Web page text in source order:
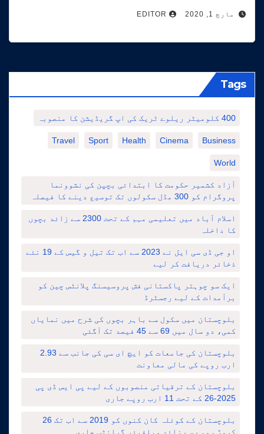
مارچ 1, 2020 EDITOR
Tags
400 کلومیٹر ریلوے ٹریک کی اپ گریڈیشن کا منصوبہ
Business
Cinema
Health
Sport
Travel
World
آزاد کشمیر حکومت کا ابتدائی بچپن کی نشوونما
پروگرام کو 300 مڈل سکولوں تک توسیع دینے کا فیصلہ
اسلام آباد میں تعلیمی مہم کے تحت 2300 سے زائد بچوں
کا داخلہ
او جی ڈی سی ایل نے 2023 سے اب تک تیل و گیس کے 19 نئے
ذخائر دریافت کر لیے
ایک سو چوہتر پاکستانی فش پروسیسنگ پلانٹس چین کو
برآمدات کے لیے رجسٹرڈ
بلوچستان میں سکول سے باہر بچوں کی شرح میں نمایاں
کمی، دو سال میں 69 سے 45 فیصد تک آگئی
بلوچستان کی جامعات کو ایچ ای سی کی جانب سے 2.93
ارب روپے کی مالی معاونت
بلوچستان کے ترقیاتی منصوبوں کے لیے پی ایس ڈی پی
2025-26 کے تحت 11 ارب روپے جاری
بلوچستان کے کوئلہ کان کنوں کو 2019 سے اب تک 26
کروڑ روپے سے زائد ویلفیئر گرانٹس جاری